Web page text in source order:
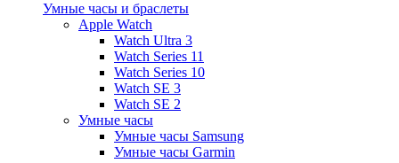
Умные часы и браслеты
Apple Watch
Watch Ultra 3
Watch Series 11
Watch Series 10
Watch SE 3
Watch SE 2
Умные часы
Умные часы Samsung
Умные часы Garmin